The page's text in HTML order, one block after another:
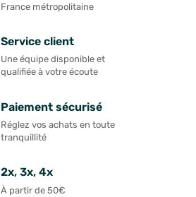
France métropolitaine
Service client
Une équipe disponible et
qualifiée à votre écoute
Paiement sécurisé
Réglez vos achats en toute
tranquillité
2x, 3x, 4x
À partir de 50€